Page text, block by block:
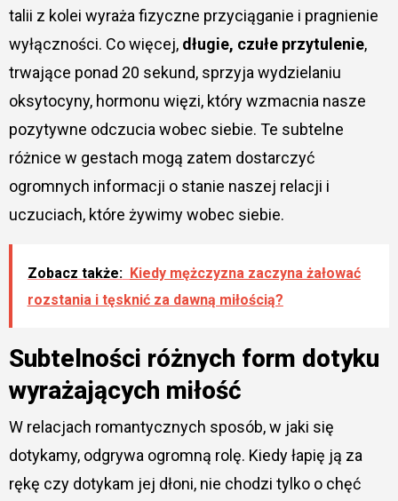
talii z kolei wyraża fizyczne przyciąganie i pragnienie
wyłączności. Co więcej, długie, czułe przytulenie,
trwające ponad 20 sekund, sprzyja wydzielaniu
oksytocyny, hormonu więzi, który wzmacnia nasze
pozytywne odczucia wobec siebie. Te subtelne
różnice w gestach mogą zatem dostarczyć
ogromnych informacji o stanie naszej relacji i
uczuciach, które żywimy wobec siebie.
Zobacz także: Kiedy mężczyzna zaczyna żałować
rozstania i tęsknić za dawną miłością?
Subtelności różnych form dotyku
wyrażających miłość
W relacjach romantycznych sposób, w jaki się
dotykamy, odgrywa ogromną rolę. Kiedy łapię ją za
rękę czy dotykam jej dłoni, nie chodzi tylko o chęć